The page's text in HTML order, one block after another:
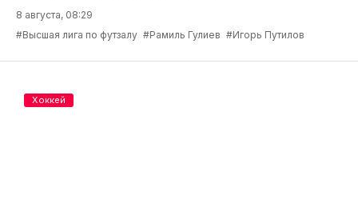
8 августа, 08:29
#Высшая лига по футзалу #Рамиль Гулиев #Игорь Путилов
Хоккей